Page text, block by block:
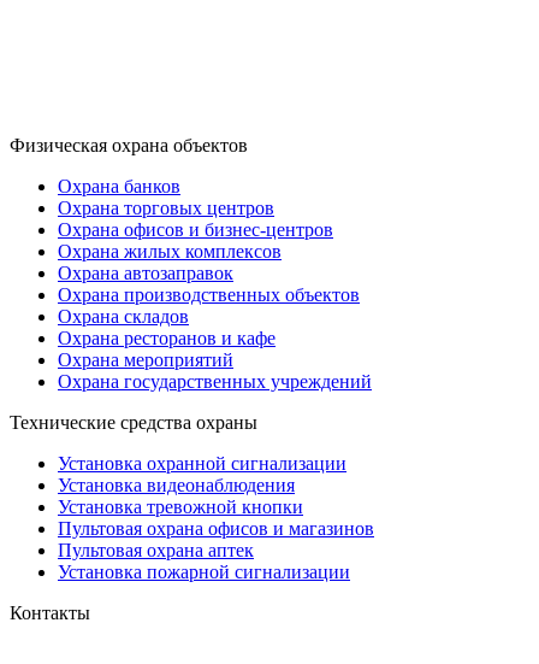
Физическая охрана объектов
Охрана банков
Охрана торговых центров
Охрана офисов и бизнес-центров
Охрана жилых комплексов
Охрана автозаправок
Охрана производственных объектов
Охрана складов
Охрана ресторанов и кафе
Охрана мероприятий
Охрана государственных учреждений
Технические средства охраны
Установка охранной сигнализации
Установка видеонаблюдения
Установка тревожной кнопки
Пультовая охрана офисов и магазинов
Пультовая охрана аптек
Установка пожарной сигнализации
Контакты